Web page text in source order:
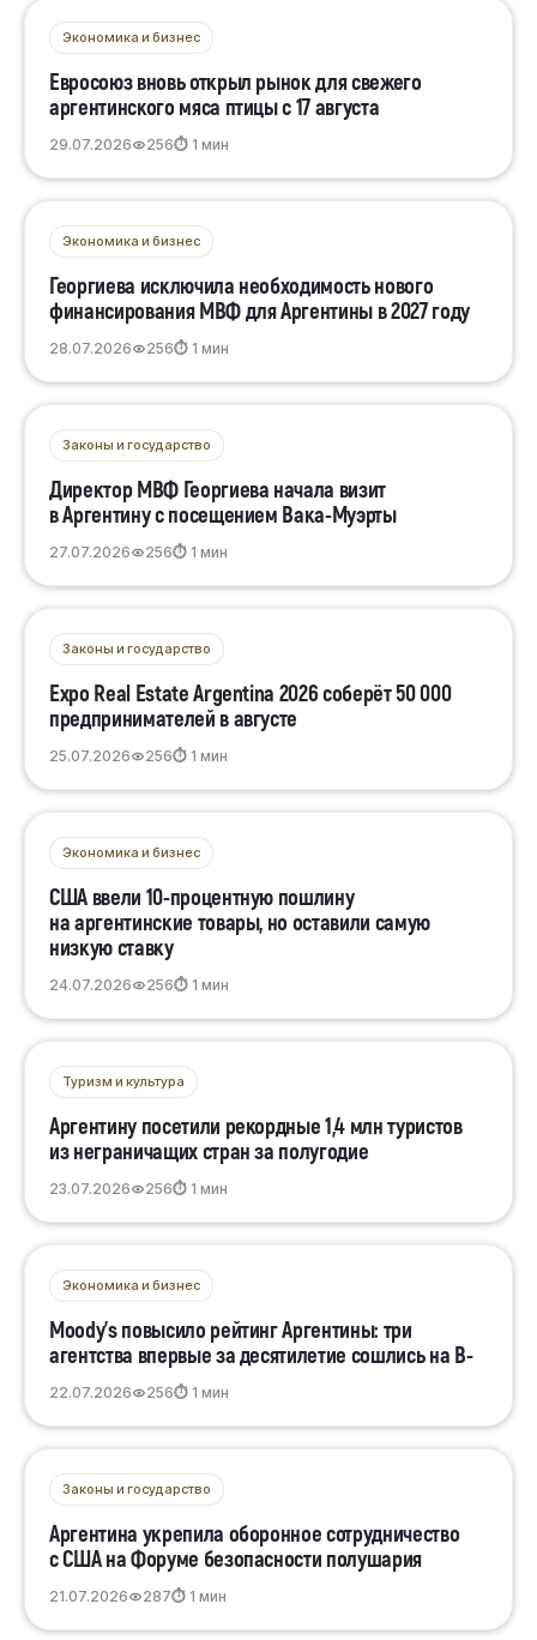
Экономика и бизнес
Евросоюз вновь открыл рынок для свежего
аргентинского мяса птицы с 17 августа
29.07.2026 256⏱ 1 мин
Экономика и бизнес
Георгиева исключила необходимость нового
финансирования МВФ для Аргентины в 2027 году
28.07.2026 256⏱ 1 мин
Законы и государство
Директор МВФ Георгиева начала визит
в Аргентину с посещением Вака-Муэрты
27.07.2026 256⏱ 1 мин
Законы и государство
Expo Real Estate Argentina 2026 соберёт 50 000
предпринимателей в августе
25.07.2026 256⏱ 1 мин
Экономика и бизнес
США ввели 10-процентную пошлину
на аргентинские товары, но оставили самую
низкую ставку
24.07.2026 256⏱ 1 мин
Туризм и культура
Аргентину посетили рекордные 1,4 млн туристов
из неграничащих стран за полугодие
23.07.2026 256⏱ 1 мин
Экономика и бизнес
Moody’s повысило рейтинг Аргентины: три
агентства впервые за десятилетие сошлись на B-
22.07.2026 256⏱ 1 мин
Законы и государство
Аргентина укрепила оборонное сотрудничество
с США на Форуме безопасности полушария
21.07.2026 287⏱ 1 мин